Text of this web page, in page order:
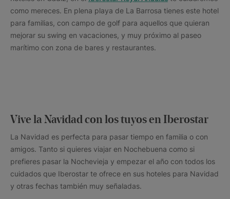
como mereces. En plena playa de La Barrosa tienes este hotel
para familias, con campo de golf para aquellos que quieran
mejorar su swing en vacaciones, y muy próximo al paseo
marítimo con zona de bares y restaurantes.
Vive la Navidad con los tuyos en Iberostar
La Navidad es perfecta para pasar tiempo en familia o con
amigos. Tanto si quieres viajar en Nochebuena como si
prefieres pasar la Nochevieja y empezar el año con todos los
cuidados que Iberostar te ofrece en sus hoteles para Navidad
y otras fechas también muy señaladas.